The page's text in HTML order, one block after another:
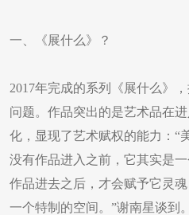
一、《展什么》？
2017年完成的系列《展什么》
问题。作品突出的是艺术品在
化，显现了艺术赋权的能力：“
没有作品进入之前，它其实是
作品进去之后，才会赋予它灵
一个特制的空间。”谢南星谈到。